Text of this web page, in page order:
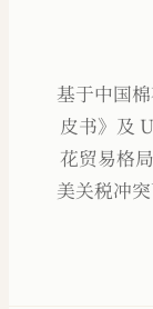
基于中国
皮书》及
花贸易格
美关税冲